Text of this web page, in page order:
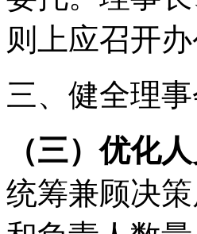
则上应召开
三、健全理
（三）优化
统筹兼顾决